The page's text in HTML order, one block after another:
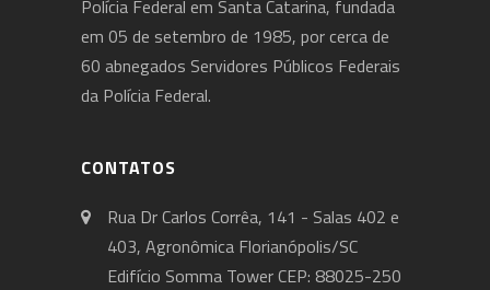
Polícia Federal em Santa Catarina, fundada
em 05 de setembro de 1985, por cerca de
60 abnegados Servidores Públicos Federais
da Polícia Federal.
CONTATOS
Rua Dr Carlos Corrêa, 141 - Salas 402 e
403, Agronômica Florianópolis/SC
Edifício Somma Tower CEP: 88025-250